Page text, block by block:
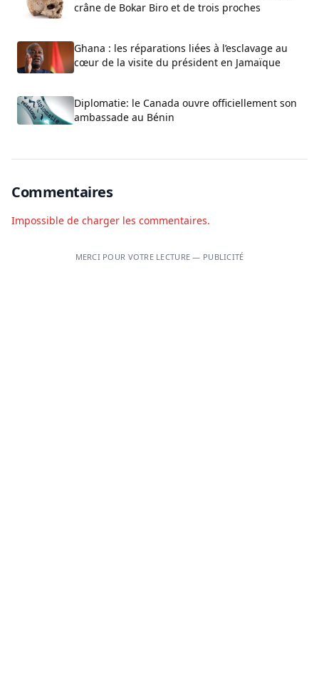
crâne de Bokar Biro et de trois proches
Ghana : les réparations liées à l’esclavage au
cœur de la visite du président en Jamaïque
Diplomatie: le Canada ouvre officiellement son
ambassade au Bénin
Commentaires
Impossible de charger les commentaires.
MERCI POUR VOTRE LECTURE — PUBLICITÉ